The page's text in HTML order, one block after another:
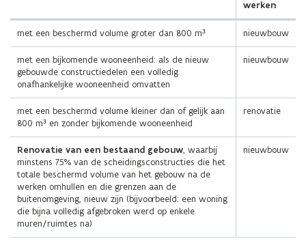
werken
met een beschermd volume groter dan 800 m³ nieuwbouw
met een bijkomende wooneenheid: als de nieuw
gebouwde constructiedelen een volledig
onafhankelijke wooneenheid omvatten
nieuwbouw
met een beschermd volume kleiner dan of gelijk aan
800 m³ en zonder bijkomende wooneenheid
renovatie
Renovatie van een bestaand gebouw, waarbij
minstens 75% van de scheidingsconstructies die het
totale beschermd volume van het gebouw na de
werken omhullen en die grenzen aan de
buitenomgeving, nieuw zijn (bijvoorbeeld: een woning
die bijna volledig afgebroken werd op enkele
muren/ruimtes na)
nieuwbouw